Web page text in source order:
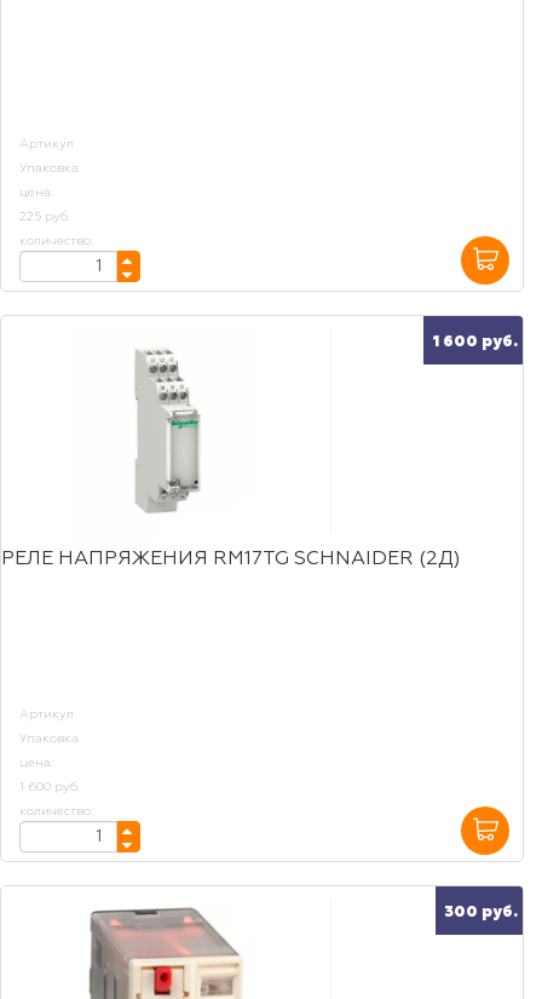
Артикул
Упаковка
цена:
225 руб.
количество:
1 600 руб.
РЕЛЕ НАПРЯЖЕНИЯ RM17TG SCHNAIDER (2Д)
Артикул
Упаковка
цена:
1 600 руб.
количество:
300 руб.